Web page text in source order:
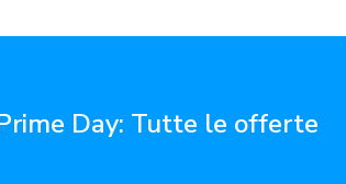
Day: Tutte le offerte